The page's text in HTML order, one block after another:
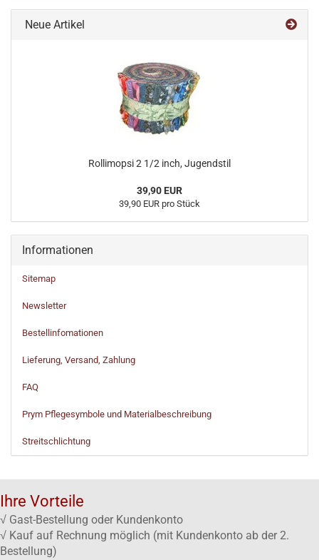
Neue Artikel
Rollimopsi 2 1/2 inch, Jugendstil
39,90 EUR
39,90 EUR pro Stück
Informationen
Sitemap
Newsletter
Bestellinfomationen
Lieferung, Versand, Zahlung
FAQ
Prym Pflegesymbole und Materialbeschreibung
Streitschlichtung
Ihre Vorteile
√ Gast-Bestellung oder Kundenkonto
√ Kauf auf Rechnung möglich (mit Kundenkonto ab der 2.
Bestellung)